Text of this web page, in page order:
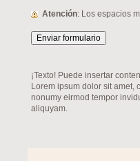
Atención : Los espacios
¡Texto! Puede insertar
Lorem ipsum dolor sit amet,
nonumy eirmod tempor
aliquyam.